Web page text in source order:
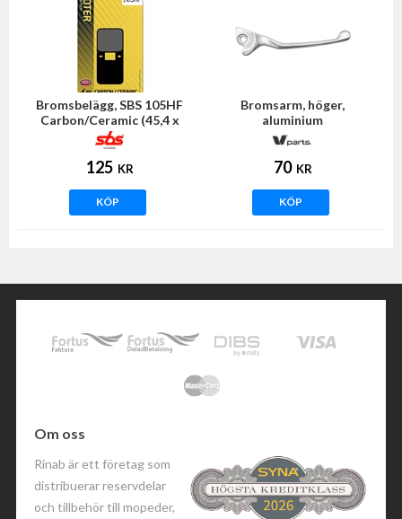
Bromsbelägg, SBS 105HF
Carbon/Ceramic (45,4 x
35,7 x 6mm)
125 KR
KÖP
Bromsarm, höger,
aluminium
(Derbi/Gilera/Piaggio)
70 KR
KÖP
Om oss
Rinab är ett företag som
distribuerar reservdelar
och tillbehör till mopeder,